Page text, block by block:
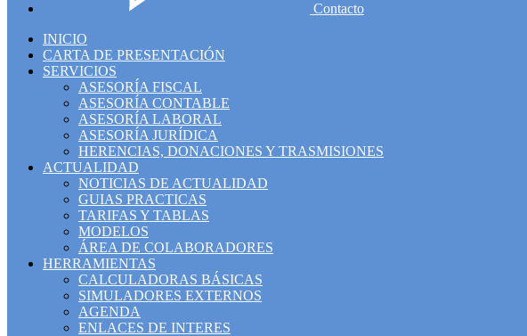
Contacto
INICIO
CARTA DE PRESENTACIÓN
SERVICIOS
ASESORÍA FISCAL
ASESORÍA CONTABLE
ASESORÍA LABORAL
ASESORÍA JURÍDICA
HERENCIAS, DONACIONES Y TRASMISIONES
ACTUALIDAD
NOTICIAS DE ACTUALIDAD
GUIAS PRACTICAS
TARIFAS Y TABLAS
MODELOS
ÁREA DE COLABORADORES
HERRAMIENTAS
CALCULADORAS BÁSICAS
SIMULADORES EXTERNOS
AGENDA
ENLACES DE INTERES